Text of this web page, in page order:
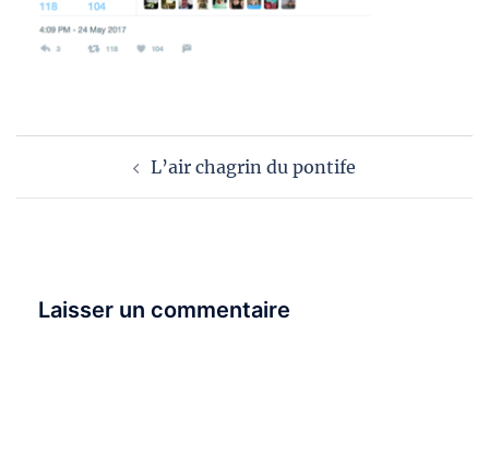
L’air chagrin du pontife
Laisser un commentaire